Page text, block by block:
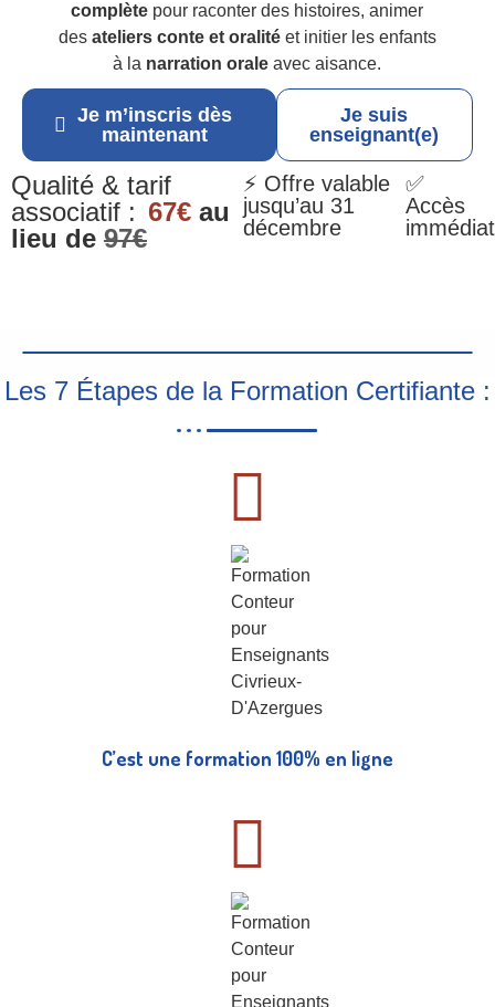
complète pour raconter des histoires, animer
des ateliers conte et oralitéet initier les enfants
à la narration orale avec aisance.
Je m’inscris dès
maintenant
Je suis
enseignant(e)
Qualité & tarif
associatif : 67€ au
lieu de 97€
⚡ Offre valable
jusqu’au 31
décembre
✅
Accès
immédiat
Les 7 Étapes de la Formation Certifiante :
C’est une formation 100% en ligne